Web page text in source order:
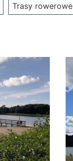
Trasy rowerowe